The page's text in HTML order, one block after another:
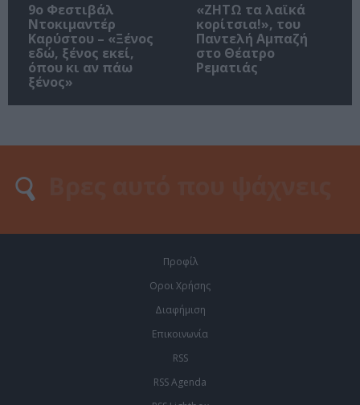
9ο Φεστιβάλ
Ντοκιμαντέρ
Καρύστου – «Ξένος
εδώ, ξένος εκεί,
όπου κι αν πάω
ξένος»
«ΖΗΤΩ τα λαϊκά
κορίτσια!», του
Παντελή Αμπαζή
στο Θέατρο
Ρεματιάς
Προφίλ
Οροι Χρήσης
Διαφήμιση
Επικοινωνία
RSS
RSS Agenda